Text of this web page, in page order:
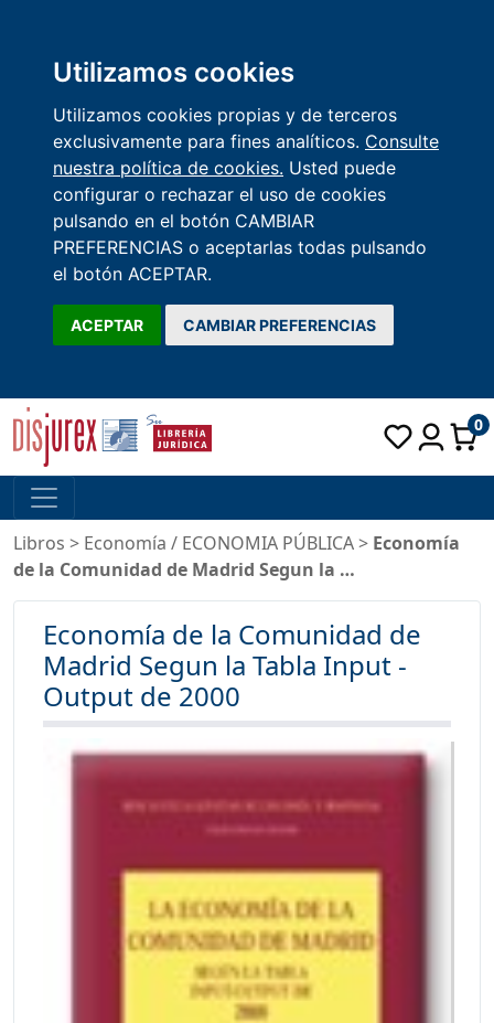
Utilizamos cookies
Utilizamos cookies propias y de terceros
exclusivamente para fines analíticos. Consulte
nuestra política de cookies. Usted puede
configurar o rechazar el uso de cookies
pulsando en el botón CAMBIAR
PREFERENCIAS o aceptarlas todas pulsando
el botón ACEPTAR.
ACEPTAR CAMBIAR PREFERENCIAS
0
Libros > Economía / ECONOMIA PÚBLICA> Economía
de la Comunidad de Madrid Segun la …
Economía de la Comunidad de
Madrid Segun la Tabla Input -
Output de 2000